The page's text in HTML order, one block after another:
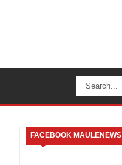
FACEBOOK MAULENEWS